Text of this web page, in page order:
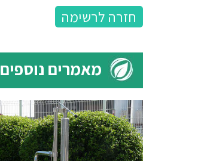
חזרה לרשימה
מאמרים נוספים